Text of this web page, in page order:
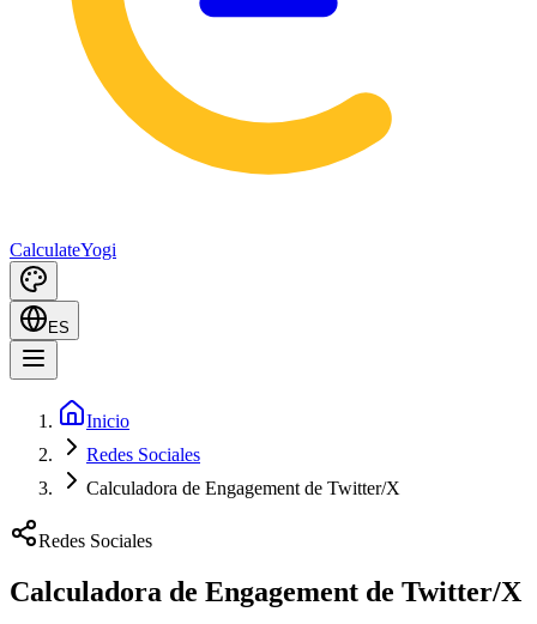
CalculateYogi
ES
Inicio
Redes Sociales
Calculadora de Engagement de Twitter/X
Redes Sociales
Calculadora de Engagement de Twitter/X